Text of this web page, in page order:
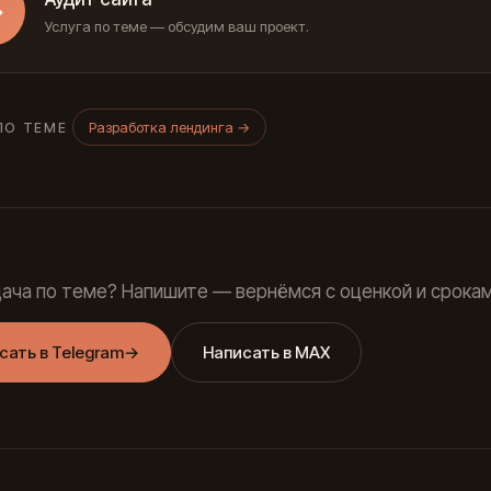
Услуга по теме — обсудим ваш проект.
ТЕМЕ Разработка лендинга →
по теме? Напишите — вернёмся с оценкой и
в Telegram→ Написать в MAX